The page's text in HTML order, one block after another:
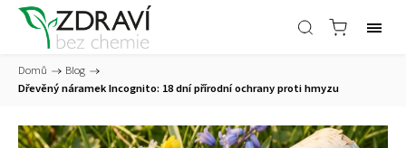
Domů / Blog /
Dřevěný náramek Incognito: 18 dní přírodní ochrany proti hmyzu